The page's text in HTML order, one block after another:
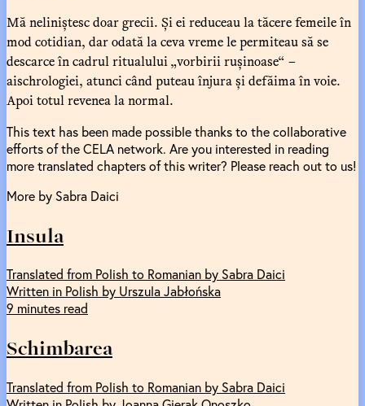
Mă neliniștesc doar grecii. Și ei reduceau la tăcere femeile în
mod cotidian, dar odată la ceva vreme le permiteau să se
descarce în cadrul ritualului „vorbirii rușinoase“ –
aischrologiei, atunci când puteau înjura și defăima în voie.
Apoi totul revenea la normal.
This text has been made possible thanks to the collaborative
efforts of the CELA network. Are you interested in reading
more translated chapters of this writer? Please reach out to us!
More by Sabra Daici
Insula
Translated from Polish to Romanian by Sabra Daici
Written in Polish by Urszula Jabłońska
9 minutes read
Schimbarea
Translated from Polish to Romanian by Sabra Daici